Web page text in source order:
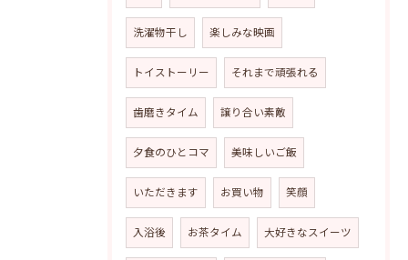
洗濯物干し 楽しみな映画
トイストーリー それまで頑張れる
歯磨きタイム 譲り合い素敵
夕食のひとコマ 美味しいご飯
いただきます お買い物 笑顔
入浴後 お茶タイム 大好きなスイーツ